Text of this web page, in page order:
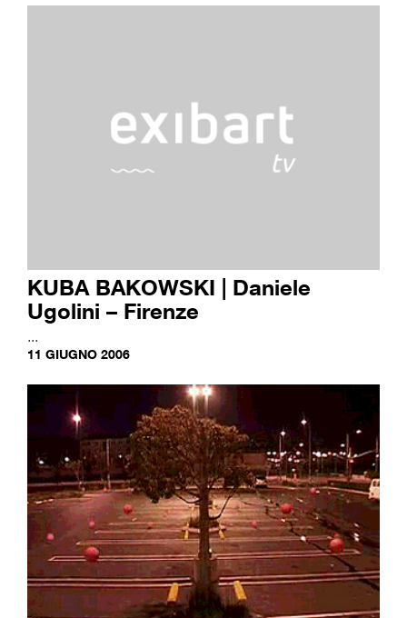
KUBA BAKOWSKI | Daniele
Ugolini – Firenze
...
11 GIUGNO 2006